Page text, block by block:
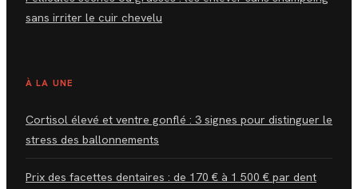
sans irriter le cuir chevelu
À LA UNE
Cortisol élevé et ventre gonflé : 3 signes pour distinguer le
stress des ballonnements
Prix des facettes dentaires : de 170 € à 1 500 € par dent